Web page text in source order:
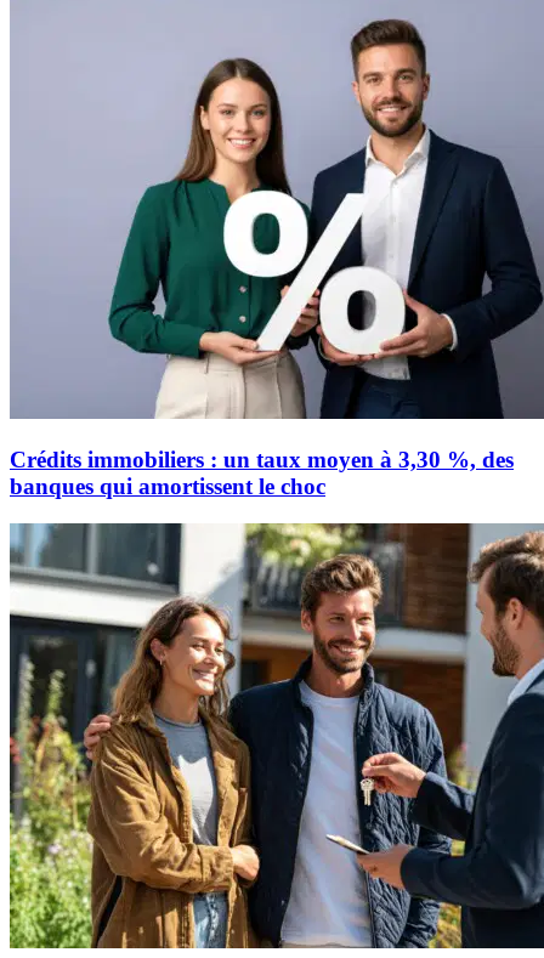
Crédits immobiliers : un taux moyen à 3,30 %, des
banques qui amortissent le choc